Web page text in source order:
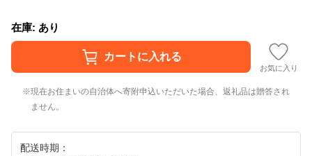
在庫: あり
お気に入り
現在お住まいの自治体へ寄附申込いただいた場合、返礼品は贈答され
ません。
配送時期：